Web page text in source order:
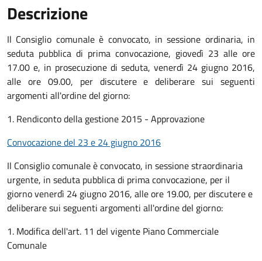
Descrizione
Il Consiglio comunale è convocato, in sessione ordinaria, in
seduta pubblica di prima convocazione, giovedì 23 alle ore
17.00 e, in prosecuzione di seduta, venerdì 24 giugno 2016,
alle ore 09.00, per discutere e deliberare sui seguenti
argomenti all'ordine del giorno:
1. Rendiconto della gestione 2015 - Approvazione
Convocazione del 23 e 24 giugno 2016
Il Consiglio comunale è convocato, in sessione straordinaria
urgente, in seduta pubblica di prima convocazione, per il
giorno venerdì 24 giugno 2016, alle ore 19.00, per discutere e
deliberare sui seguenti argomenti all'ordine del giorno:
1. Modifica dell'art. 11 del vigente Piano Commerciale
Comunale